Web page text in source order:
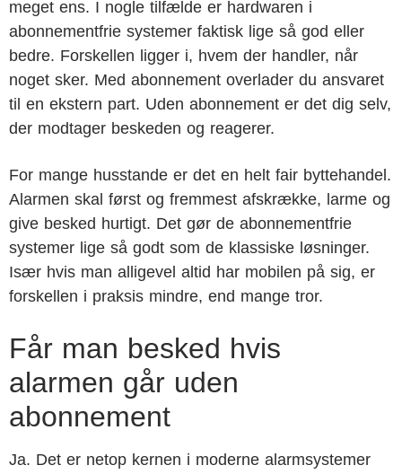
meget ens. I nogle tilfælde er hardwaren i
abonnementfrie systemer faktisk lige så god eller
bedre. Forskellen ligger i, hvem der handler, når
noget sker. Med abonnement overlader du ansvaret
til en ekstern part. Uden abonnement er det dig selv,
der modtager beskeden og reagerer.
For mange husstande er det en helt fair byttehandel.
Alarmen skal først og fremmest afskrække, larme og
give besked hurtigt. Det gør de abonnementfrie
systemer lige så godt som de klassiske løsninger.
Især hvis man alligevel altid har mobilen på sig, er
forskellen i praksis mindre, end mange tror.
Får man besked hvis
alarmen går uden
abonnement
Ja. Det er netop kernen i moderne alarmsystemer